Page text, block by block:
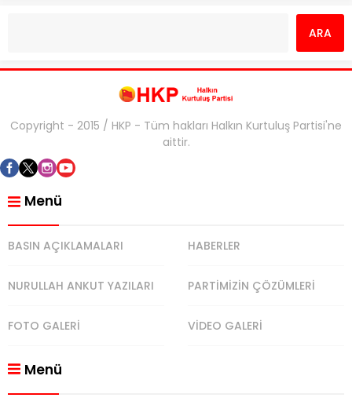
Copyright - 2015 / HKP - Tüm hakları Halkın Kurtuluş Partisi'ne
aittir.
Menü
BASIN AÇIKLAMALARI HABERLER
NURULLAH ANKUT YAZILARI PARTİMİZİN ÇÖZÜMLERİ
FOTO GALERİ VİDEO GALERİ
Menü